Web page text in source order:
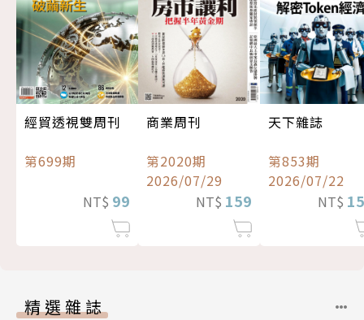
經貿透視雙周刊
第699期
NT$ 99
商業周刊
第2020期
2026/07/29
NT$ 159
天下雜誌
第853期
2026/07/22
NT$
精選雜誌